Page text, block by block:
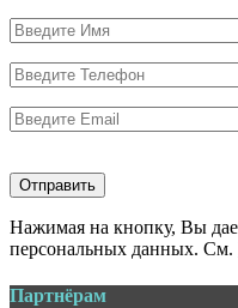
Нажимая на кнопку, Вы
персональных данных. См.
Партнёрам